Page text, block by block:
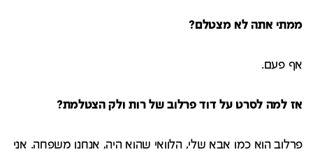
ממתי אתה לא מצטלם?
אף פעם.
אז למה לסרט על דוד פרלוב של רות ולק הצטלמת?
פרלוב הוא כמו אבא שלי, הלוואי שהוא היה, אנחנו משפחה. אני